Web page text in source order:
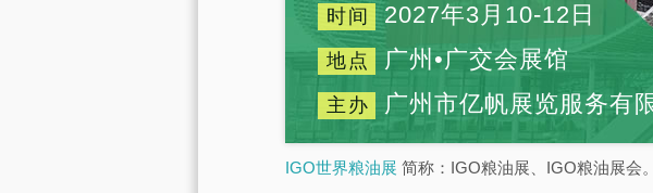
时间 2027年3月10-12日
地点 广州•广交会展馆
主办 广州市亿帆展览服务有
IGO世界粮油展 简称：IGO粮油展、IGO粮油展会。